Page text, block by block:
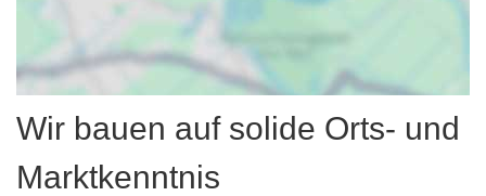
Wir bauen auf solide Orts- und
Marktkenntnis